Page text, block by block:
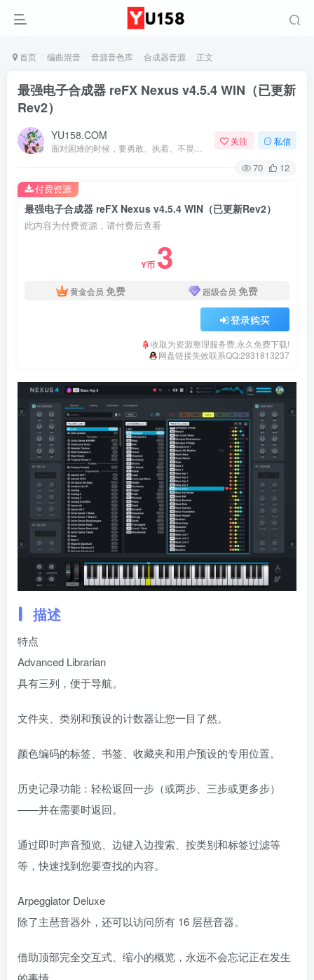
首页 编曲混音 音源音色库 合成器音源 正文
最强电子合成器 reFX Nexus v4.5.4 WIN（已更新
Rev2）
YU158.COM 关注 私信
70 12
最强电子合成器 reFX Nexus v4.5.4 WIN（已更新Rev2）
此内容为付费资源，请付费后查看
Y币 3
黄金会员 免费 超级会员 免费
登录购买
收取为资源整理服务费,永久免费下载!
网盘链接失效联系QQ:2931813237
付费资源
描述
特点
Advanced Librarian
具有三列，便于导航。
文件夹、类别和预设的计数器让您一目了然。
颜色编码的标签、书签、收藏夹和用户预设的专用位置。
历史记录功能：轻松返回一步（或两步、三步或更多步）
——并在需要时返回。
通过即时声音预览、边键入边搜索、按类别和标签过滤等
等，快速找到您要查找的内容。
Arpeggiator Deluxe
除了主琶音器外，还可以访问所有 16 层琶音器。
借助顶部完全交互式、缩小的概览，永远不会忘记正在发生